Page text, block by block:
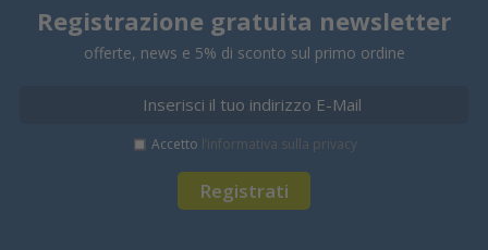
Registrazione gratuita newsletter
offerte, news e 5% di sconto sul primo ordine
Registrati
Accetto l’informativa sulla privacy